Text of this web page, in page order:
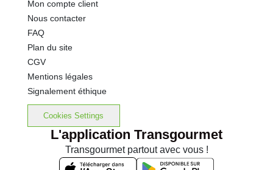
Mon compte client
Nous contacter
FAQ
Plan du site
CGV
Mentions légales
Signalement éthique
Cookies Settings
L'application Transgourmet
Transgourmet partout avec vous !